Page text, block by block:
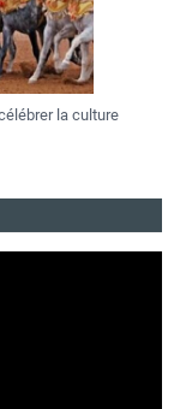
la culture